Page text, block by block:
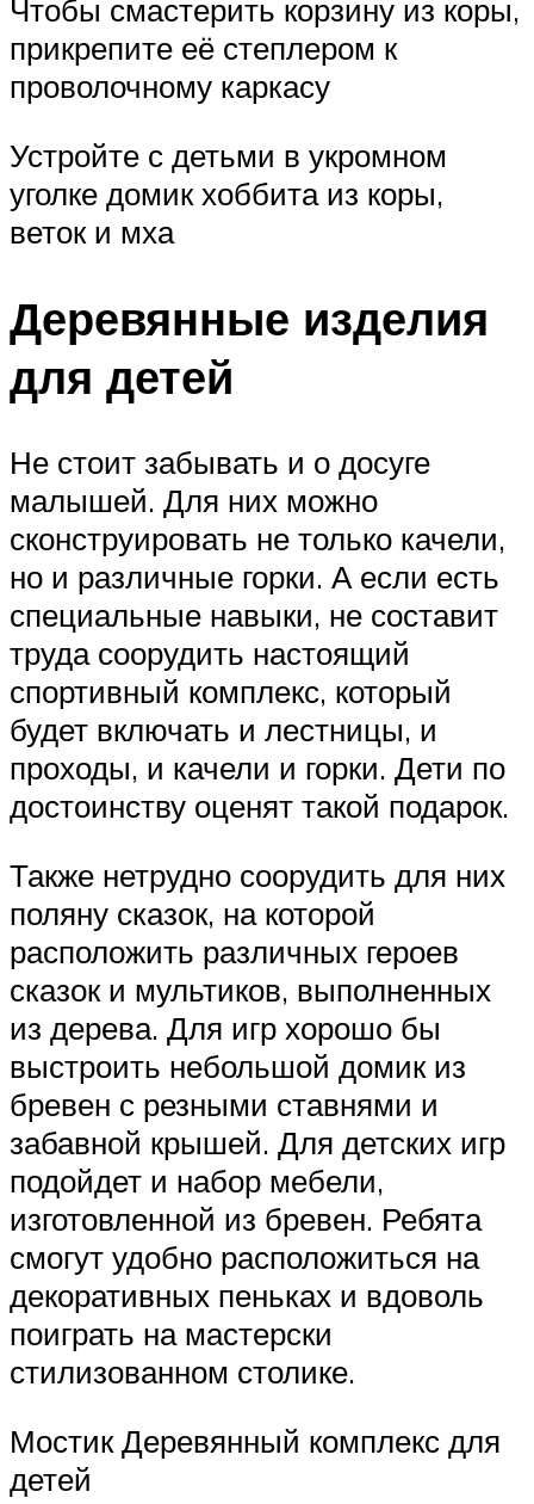
Чтобы смастерить корзину из коры,
прикрепите её степлером к
проволочному каркасу
Устройте с детьми в укромном
уголке домик хоббита из коры,
веток и мха
Деревянные изделия
для детей
Не стоит забывать и о досуге
малышей. Для них можно
сконструировать не только качели,
но и различные горки. А если есть
специальные навыки, не составит
труда соорудить настоящий
спортивный комплекс, который
будет включать и лестницы, и
проходы, и качели и горки. Дети по
достоинству оценят такой подарок.
Также нетрудно соорудить для них
поляну сказок, на которой
расположить различных героев
сказок и мультиков, выполненных
из дерева. Для игр хорошо бы
выстроить небольшой домик из
бревен с резными ставнями и
забавной крышей. Для детских игр
подойдет и набор мебели,
изготовленной из бревен. Ребята
смогут удобно расположиться на
декоративных пеньках и вдоволь
поиграть на мастерски
стилизованном столике.
Мостик Деревянный комплекс для
детей